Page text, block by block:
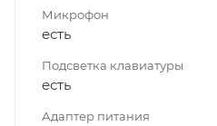
Микрофон
есть
Подсветка клавиатуры
есть
Адаптер питания